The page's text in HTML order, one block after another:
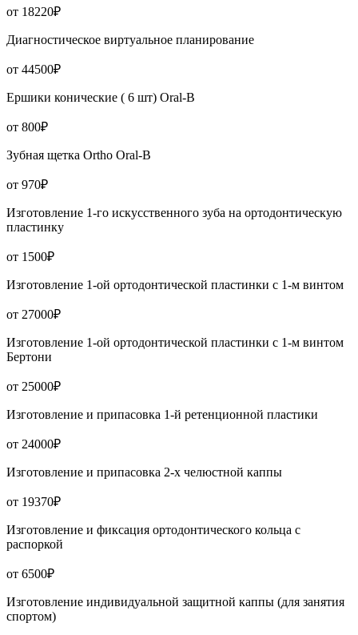
от 18220₽
Диагностическое виртуальное планирование
от 44500₽
Ершики конические ( 6 шт) Oral-B
от 800₽
Зубная щетка Ortho Oral-B
от 970₽
Изготовление 1-го искусственного зуба на ортодонтическую
пластинку
от 1500₽
Изготовление 1-ой ортодонтической пластинки с 1-м винтом
от 27000₽
Изготовление 1-ой ортодонтической пластинки с 1-м винтом
Бертони
от 25000₽
Изготовление и припасовка 1-й ретенционной пластики
от 24000₽
Изготовление и припасовка 2-х челюстной каппы
от 19370₽
Изготовление и фиксация ортодонтического кольца с
распоркой
от 6500₽
Изготовление индивидуальной защитной каппы (для занятия
спортом)